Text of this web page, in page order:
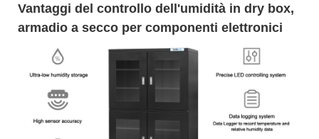
Vantaggi del controllo dell'umidità in dry box,
armadio a secco per componenti elettronici